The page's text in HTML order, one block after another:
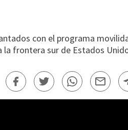
con el programa
frontera sur de Estados